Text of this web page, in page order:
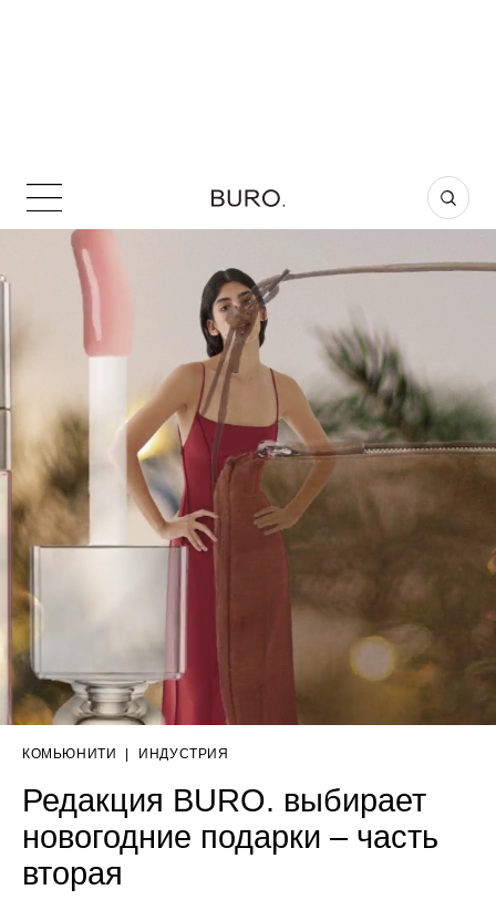
КОМЬЮНИТИ ИНДУСТРИЯ
Редакция BURO. выбирает
новогодние подарки – часть
вторая